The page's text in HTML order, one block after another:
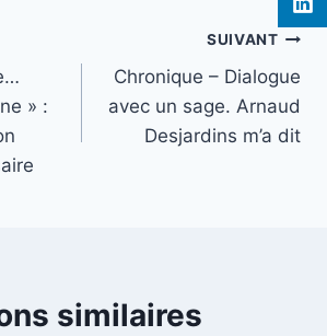
» :
SUIVANT
Chronique – Dialogue
avec un sage. Arnaud
Desjardins m’a dit
similaires